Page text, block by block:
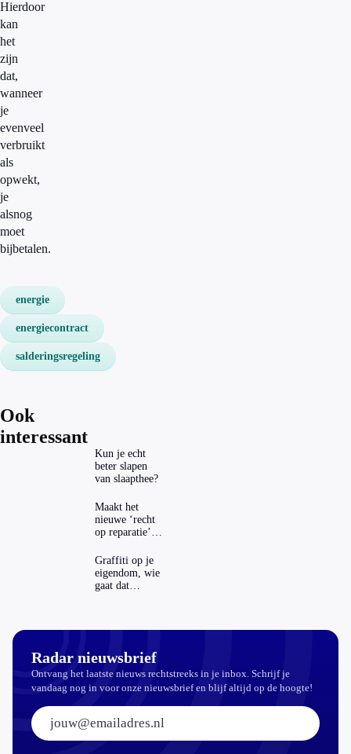
Hierdoor
kan
het
zijn
dat,
wanneer
je
evenveel
verbruikt
als
opwekt,
je
alsnog
moet
bijbetalen.
energie
energiecontract
salderingsregeling
Ook
interessant
Kun je echt
beter slapen
van slaapthee?
Maakt het
nieuwe ‘recht
op reparatie’
echt
aantrekkelijker?
Graffiti op je
eigendom, wie
gaat dat
Radar nieuwsbrief
Ontvang het laatste nieuws rechtstreeks in je inbox. Schrijf je
vandaag nog in voor onze nieuwsbrief en blijf altijd op de hoogte!
E-mailadres: